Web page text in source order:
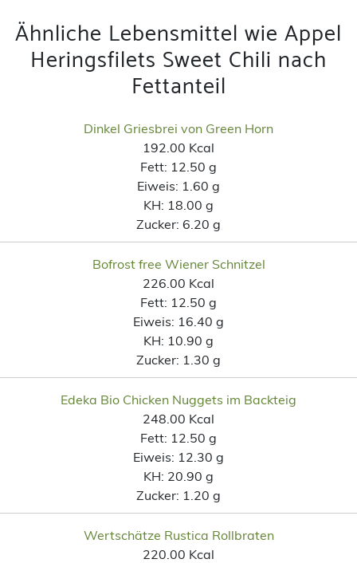
Ähnliche Lebensmittel wie Appel
Heringsfilets Sweet Chili nach
Fettanteil
Dinkel Griesbrei von Green Horn
192.00 Kcal
Fett: 12.50 g
Eiweis: 1.60 g
KH: 18.00 g
Zucker: 6.20 g
Bofrost free Wiener Schnitzel
226.00 Kcal
Fett: 12.50 g
Eiweis: 16.40 g
KH: 10.90 g
Zucker: 1.30 g
Edeka Bio Chicken Nuggets im Backteig
248.00 Kcal
Fett: 12.50 g
Eiweis: 12.30 g
KH: 20.90 g
Zucker: 1.20 g
Wertschätze Rustica Rollbraten
220.00 Kcal